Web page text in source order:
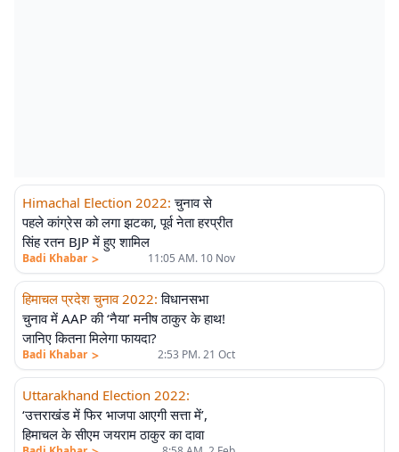
Himachal Election 2022: चुनाव से
पहले कांग्रेस को लगा झटका, पूर्व नेता हरप्रीत
सिंह रतन BJP में हुए शामिल
Badi Khabar > 11:05 AM. 10 Nov
हिमाचल प्रदेश चुनाव 2022: विधानसभा
चुनाव में AAP की ‘नैया’ मनीष ठाकुर के हाथ!
जानिए कितना मिलेगा फायदा?
Badi Khabar > 2:53 PM. 21 Oct
Uttarakhand Election 2022:
‘उत्तराखंड में फिर भाजपा आएगी सत्ता में’,
हिमाचल के सीएम जयराम ठाकुर का दावा